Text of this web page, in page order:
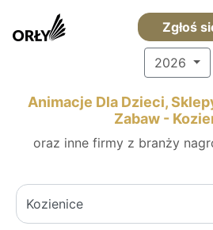
Zgłoś
2026
Animacje Dla Dzieci,
Zabaw -
oraz inne firmy z branży